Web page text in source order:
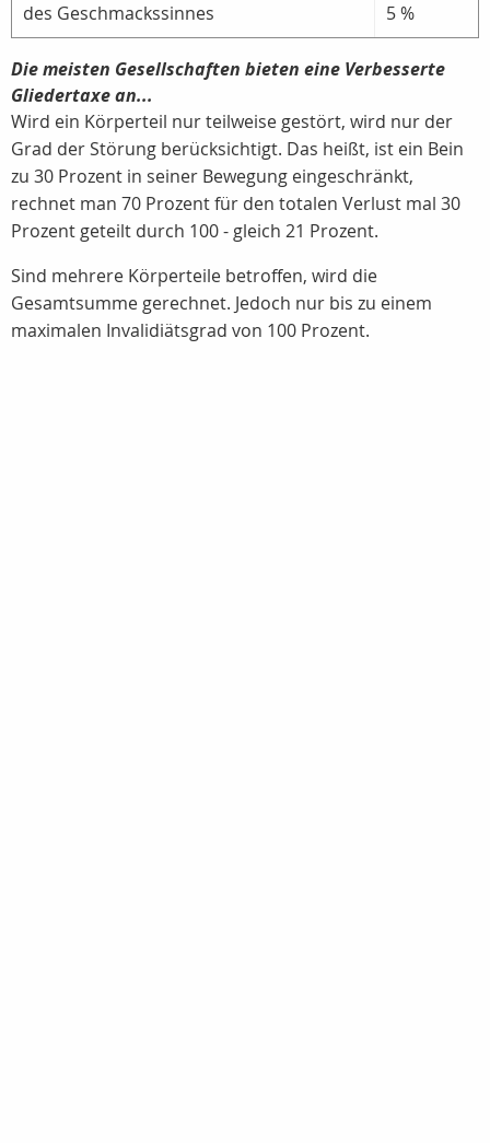
des Geschmackssinnes
5 %
Die meisten Gesellschaften bieten eine Verbesserte
Gliedertaxe an...
Wird ein Körperteil nur teilweise gestört, wird nur der
Grad der Störung berücksichtigt. Das heißt, ist ein Bein
zu 30 Prozent in seiner Bewegung eingeschränkt,
rechnet man 70 Prozent für den totalen Verlust mal 30
Prozent geteilt durch 100 - gleich 21 Prozent.
Sind mehrere Körperteile betroffen, wird die
Gesamtsumme gerechnet. Jedoch nur bis zu einem
maximalen Invalidiätsgrad von 100 Prozent.